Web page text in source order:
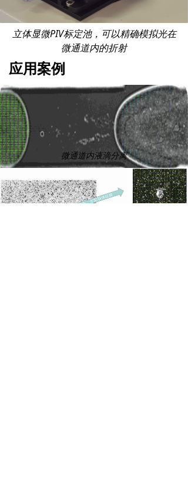
应用案例
立体显微PIV标定池，可以精确模拟光在
微通道内的折射
微通道内液滴分离